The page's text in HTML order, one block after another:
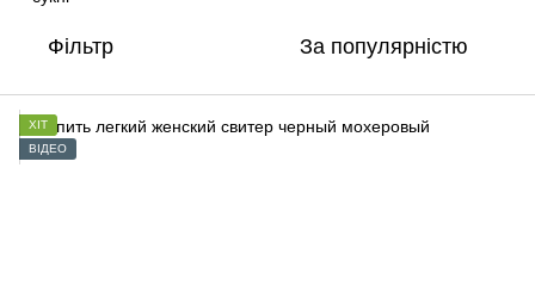
Фільтр За популярністю
ХІТ
ВІДЕО